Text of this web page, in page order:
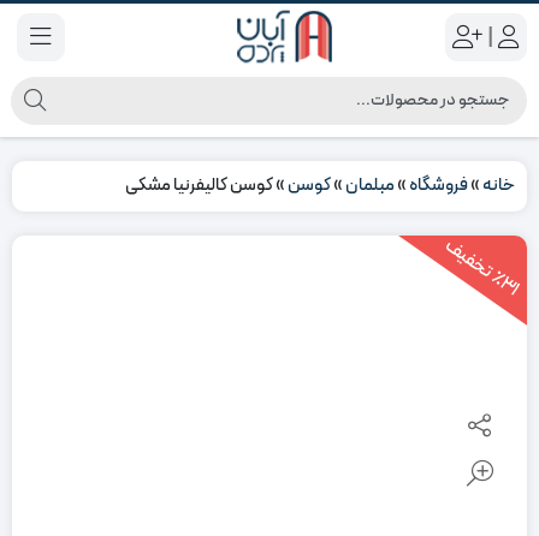
|
خانه»فروشگاه»مبلمان»کوسن»کوسن کالیفرنیا مشکی
٪3
1
ت
خ
ف
یف